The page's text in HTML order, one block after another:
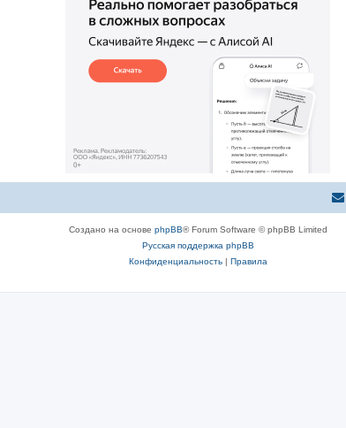
Создано на основе phpBB® Forum Software © phpBB Limited
Русская поддержка phpBB
Конфиденциальность| Правила